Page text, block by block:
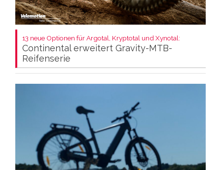
13 neue Optionen für Argotal, Kryptotal und Xynotal:
Continental erweitert Gravity-MTB-
Reifenserie